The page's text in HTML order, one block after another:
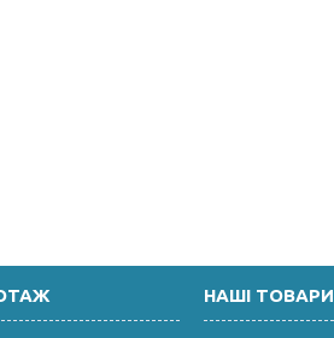
НАШІ ТОВАРИ